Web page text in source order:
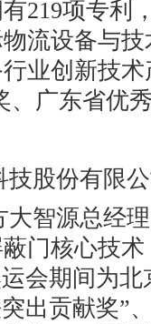
219项专利
流设备与
业创新技
、广东省优
股份有限
大智源总经
门核心技
会期间为
出贡献奖”